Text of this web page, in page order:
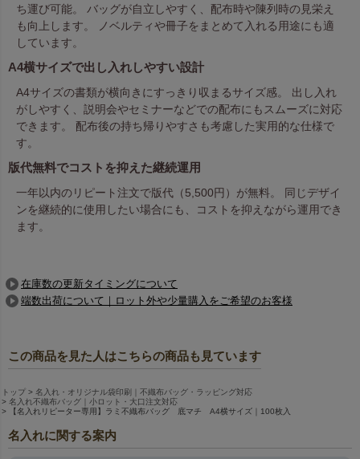
ち運び可能。 バッグが自立しやすく、配布時や陳列時の見栄え
も向上します。 ノベルティや冊子をまとめて入れる用途にも適
しています。
A4横サイズで出し入れしやすい設計
A4サイズの書類が横向きにすっきり収まるサイズ感。 出し入れ
がしやすく、説明会やセミナーなどでの配布にもスムーズに対応
できます。 配布後の持ち帰りやすさも考慮した実用的な仕様で
す。
版代無料でコストを抑えた継続運用
一年以内のリピート注文で版代（5,500円）が無料。 同じデザイ
ンを継続的に使用したい場合にも、コストを抑えながら運用でき
ます。
在庫数の更新タイミングについて
端数出荷について｜ロット外や少量購入をご希望のお客様
この商品を見た人はこちらの商品も見ています
トップ
名入れ・オリジナル袋印刷｜不織布バッグ・ラッピング対応
名入れ不織布バッグ｜小ロット・大口注文対応
【名入れリピーター専用】ラミ不織布バッグ 底マチ A4横サイズ｜100枚入
名入れに関する案内